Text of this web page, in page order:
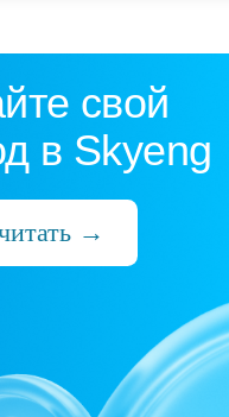
ценят:
и материалы,
с автопроверкой
24/7 и никакой
и переработок,
и неприятных сюрпризов
к преподавателю и его